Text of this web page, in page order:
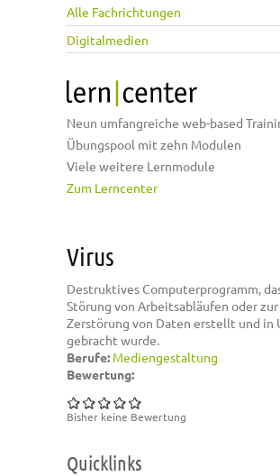
Alle Fachrichtungen
Digitalmedien
Neun umfangreiche web-based
Übungspool mit zehn Modulen
Viele weitere Lernmodule
Zum Lerncenter
Virus
Destruktives Computerprogramm,
Störung von Arbeitsabläufen oder zur
Zerstörung von Daten erstellt und in
gebracht wurde.
Berufe: Mediengestaltung
Bewertung:
Bisher keine Bewertung
Quicklinks